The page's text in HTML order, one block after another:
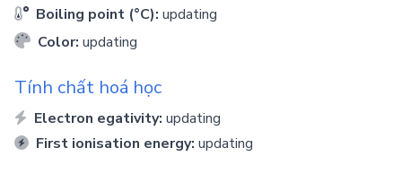
Boiling point (°C): updating
Color: updating
Tính chất hoá học
Electron egativity: updating
First ionisation energy: updating